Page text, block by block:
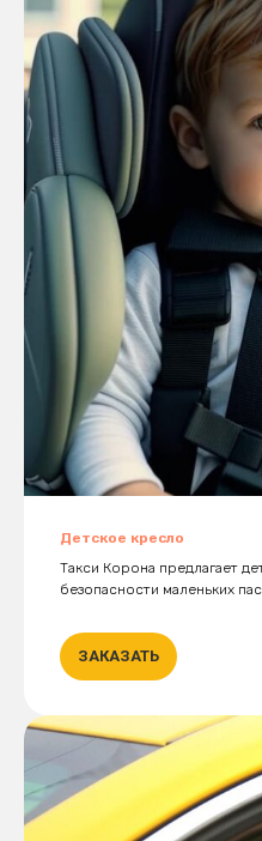
Детское кресло
Такси Корона предлагает
безопасности маленьких
ЗАКАЗАТЬ